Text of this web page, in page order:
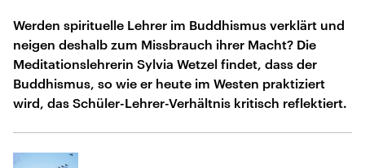
Werden spirituelle Lehrer im Buddhismus verklärt und
neigen deshalb zum Missbrauch ihrer Macht? Die
Meditationslehrerin Sylvia Wetzel findet, dass der
Buddhismus, so wie er heute im Westen praktiziert
wird, das Schüler-Lehrer-Verhältnis kritisch reflektiert.